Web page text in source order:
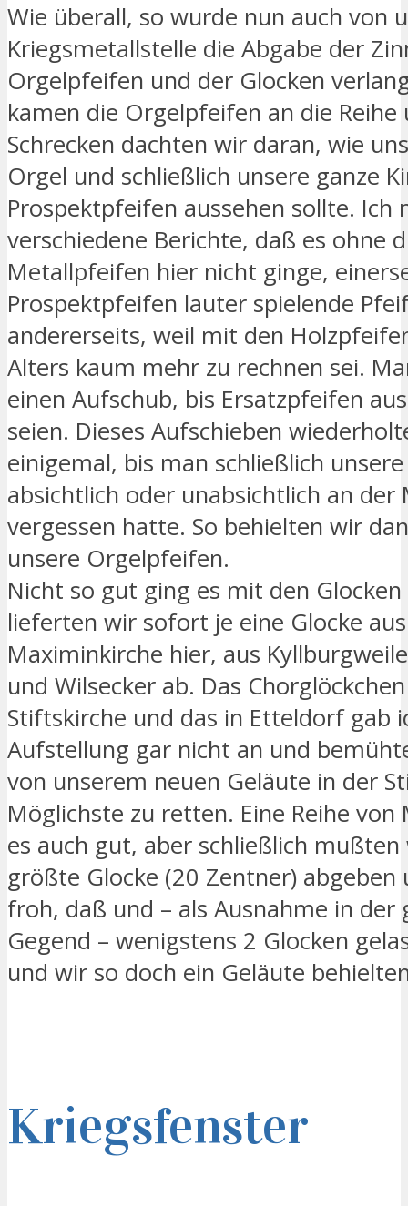
Wie überall, so wurde nun auch von
Kriegsmetallstelle die Abgabe der
Orgelpfeifen und der Glocken
kamen die Orgelpfeifen an die
Schrecken dachten wir daran, wie
Orgel und schließlich unsere ganze
Prospektpfeifen aussehen sollte. Ich
verschiedene Berichte, daß es ohne
Metallpfeifen hier nicht ginge,
Prospektpfeifen lauter spielende
andererseits, weil mit den
Alters kaum mehr zu rechnen sei.
einen Aufschub, bis Ersatzpfeifen
seien. Dieses Aufschieben
einigemal, bis man schließlich
absichtlich oder unabsichtlich an der
vergessen hatte. So behielten wir
unsere Orgelpfeifen.
Nicht so gut ging es mit den
lieferten wir sofort je eine Glocke
Maximinkirche hier, aus
und Wilsecker ab. Das
Stiftskirche und das in Etteldorf gab
Aufstellung gar nicht an und
von unserem neuen Geläute in der
Möglichste zu retten. Eine Reihe
es auch gut, aber schließlich
größte Glocke (20 Zentner) abgeben
froh, daß und – als Ausnahme in der
Gegend – wenigstens 2 Glocken
und wir so doch ein Geläute
Kriegsfenster